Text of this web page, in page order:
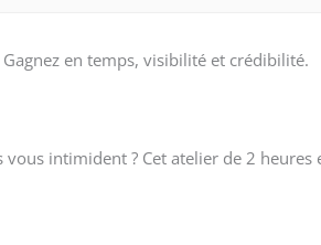
en temps, visibilité et crédibilité.
intimident ? Cet atelier de 2